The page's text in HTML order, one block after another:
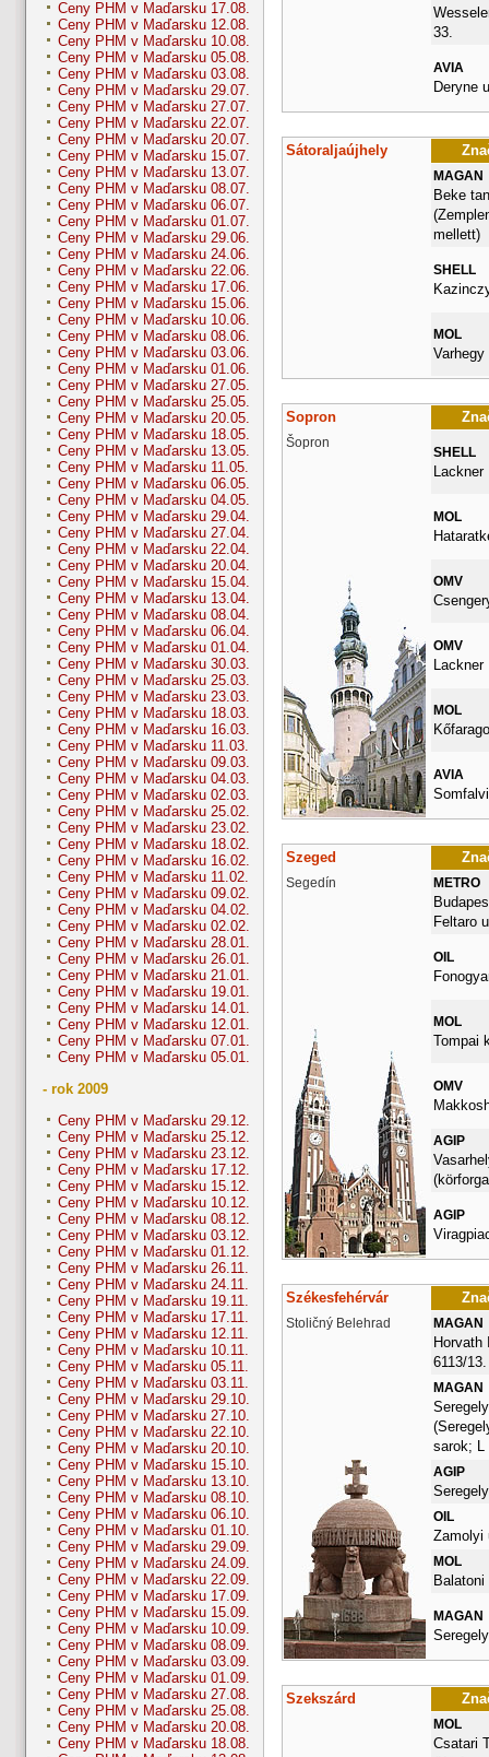
Ceny PHM v Maďarsku 17.08.
Ceny PHM v Maďarsku 12.08.
Ceny PHM v Maďarsku 10.08.
Ceny PHM v Maďarsku 05.08.
Ceny PHM v Maďarsku 03.08.
Ceny PHM v Maďarsku 29.07.
Ceny PHM v Maďarsku 27.07.
Ceny PHM v Maďarsku 22.07.
Ceny PHM v Maďarsku 20.07.
Ceny PHM v Maďarsku 15.07.
Ceny PHM v Maďarsku 13.07.
Ceny PHM v Maďarsku 08.07.
Ceny PHM v Maďarsku 06.07.
Ceny PHM v Maďarsku 01.07.
Ceny PHM v Maďarsku 29.06.
Ceny PHM v Maďarsku 24.06.
Ceny PHM v Maďarsku 22.06.
Ceny PHM v Maďarsku 17.06.
Ceny PHM v Maďarsku 15.06.
Ceny PHM v Maďarsku 10.06.
Ceny PHM v Maďarsku 08.06.
Ceny PHM v Maďarsku 03.06.
Ceny PHM v Maďarsku 01.06.
Ceny PHM v Maďarsku 27.05.
Ceny PHM v Maďarsku 25.05.
Ceny PHM v Maďarsku 20.05.
Ceny PHM v Maďarsku 18.05.
Ceny PHM v Maďarsku 13.05.
Ceny PHM v Maďarsku 11.05.
Ceny PHM v Maďarsku 06.05.
Ceny PHM v Maďarsku 04.05.
Ceny PHM v Maďarsku 29.04.
Ceny PHM v Maďarsku 27.04.
Ceny PHM v Maďarsku 22.04.
Ceny PHM v Maďarsku 20.04.
Ceny PHM v Maďarsku 15.04.
Ceny PHM v Maďarsku 13.04.
Ceny PHM v Maďarsku 08.04.
Ceny PHM v Maďarsku 06.04.
Ceny PHM v Maďarsku 01.04.
Ceny PHM v Maďarsku 30.03.
Ceny PHM v Maďarsku 25.03.
Ceny PHM v Maďarsku 23.03.
Ceny PHM v Maďarsku 18.03.
Ceny PHM v Maďarsku 16.03.
Ceny PHM v Maďarsku 11.03.
Ceny PHM v Maďarsku 09.03.
Ceny PHM v Maďarsku 04.03.
Ceny PHM v Maďarsku 02.03.
Ceny PHM v Maďarsku 25.02.
Ceny PHM v Maďarsku 23.02.
Ceny PHM v Maďarsku 18.02.
Ceny PHM v Maďarsku 16.02.
Ceny PHM v Maďarsku 11.02.
Ceny PHM v Maďarsku 09.02.
Ceny PHM v Maďarsku 04.02.
Ceny PHM v Maďarsku 02.02.
Ceny PHM v Maďarsku 28.01.
Ceny PHM v Maďarsku 26.01.
Ceny PHM v Maďarsku 21.01.
Ceny PHM v Maďarsku 19.01.
Ceny PHM v Maďarsku 14.01.
Ceny PHM v Maďarsku 12.01.
Ceny PHM v Maďarsku 07.01.
Ceny PHM v Maďarsku 05.01.
- rok 2009
Ceny PHM v Maďarsku 29.12.
Ceny PHM v Maďarsku 25.12.
Ceny PHM v Maďarsku 23.12.
Ceny PHM v Maďarsku 17.12.
Ceny PHM v Maďarsku 15.12.
Ceny PHM v Maďarsku 10.12.
Ceny PHM v Maďarsku 08.12.
Ceny PHM v Maďarsku 03.12.
Ceny PHM v Maďarsku 01.12.
Ceny PHM v Maďarsku 26.11.
Ceny PHM v Maďarsku 24.11.
Ceny PHM v Maďarsku 19.11.
Ceny PHM v Maďarsku 17.11.
Ceny PHM v Maďarsku 12.11.
Ceny PHM v Maďarsku 10.11.
Ceny PHM v Maďarsku 05.11.
Ceny PHM v Maďarsku 03.11.
Ceny PHM v Maďarsku 29.10.
Ceny PHM v Maďarsku 27.10.
Ceny PHM v Maďarsku 22.10.
Ceny PHM v Maďarsku 20.10.
Ceny PHM v Maďarsku 15.10.
Ceny PHM v Maďarsku 13.10.
Ceny PHM v Maďarsku 08.10.
Ceny PHM v Maďarsku 06.10.
Ceny PHM v Maďarsku 01.10.
Ceny PHM v Maďarsku 29.09.
Ceny PHM v Maďarsku 24.09.
Ceny PHM v Maďarsku 22.09.
Ceny PHM v Maďarsku 17.09.
Ceny PHM v Maďarsku 15.09.
Ceny PHM v Maďarsku 10.09.
Ceny PHM v Maďarsku 08.09.
Ceny PHM v Maďarsku 03.09.
Ceny PHM v Maďarsku 01.09.
Ceny PHM v Maďarsku 27.08.
Ceny PHM v Maďarsku 25.08.
Ceny PHM v Maďarsku 20.08.
Ceny PHM v Maďarsku 18.08.
33.
AVIA
Deryne
Sátoraljaújhely
MAGAN
Beke
mellett)
SHELL
MOL
Sopron
Šopron
SHELL
MOL
OMV
OMV
MOL
AVIA
Szeged
Segedín METRO
Feltaro
OIL
MOL
Tompai
OMV
AGIP
AGIP
Székesfehérvár
Stoličný Belehrad MAGAN
Horvath
6113/13.
MAGAN
sarok; L
AGIP
OIL
Zamolyi
MOL
Balatoni
MAGAN
Szekszárd
MOL
Csatari